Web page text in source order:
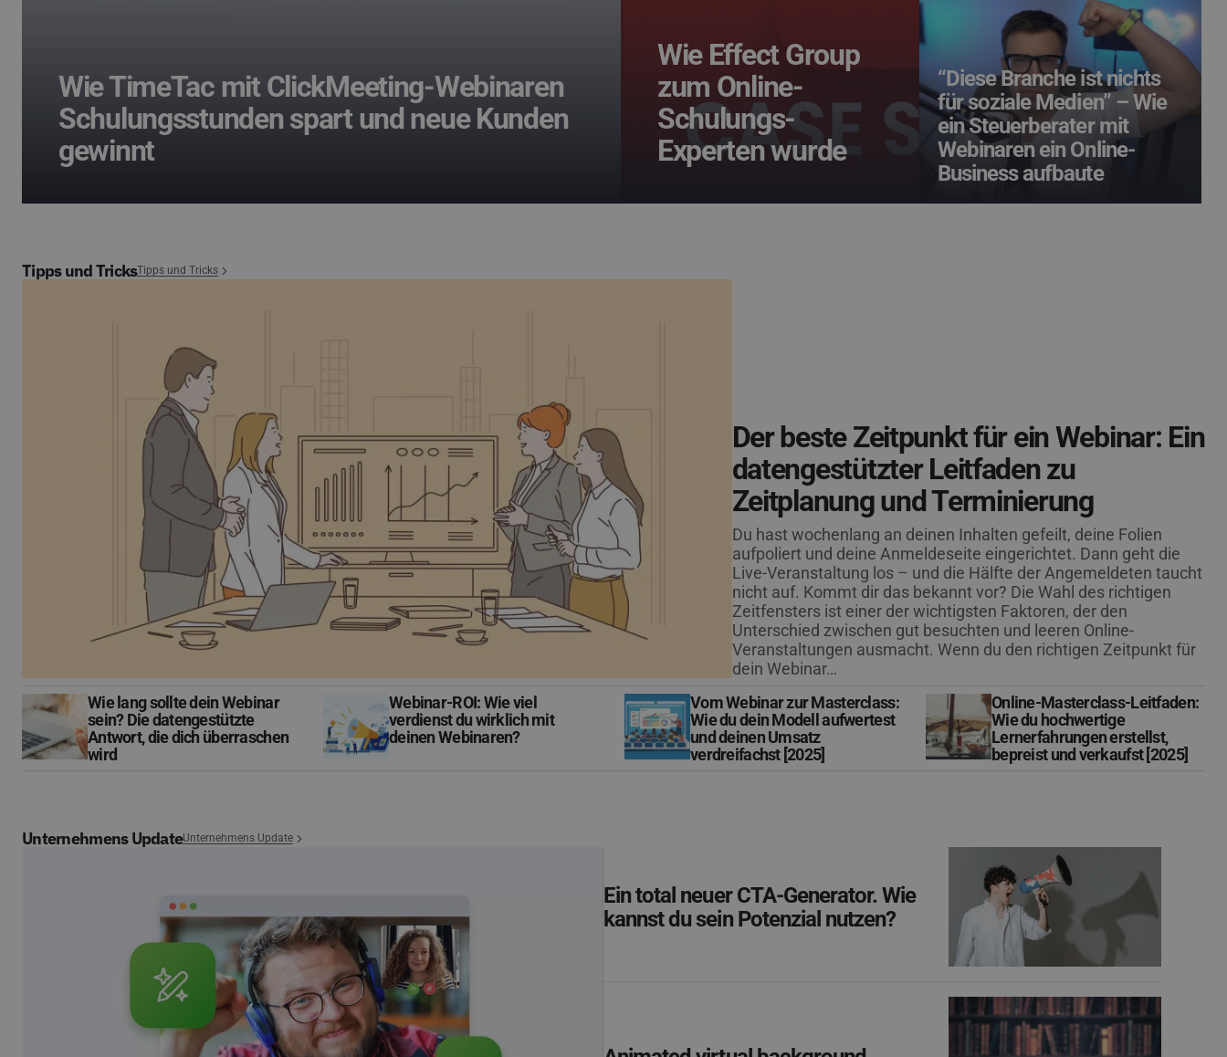
Wie TimeTac mit ClickMeeting-Webinaren
Schulungsstunden spart und neue Kunden
gewinnt
Wie Effect Group
zum Online-
Schulungs-
Experten wurde
“Diese Branche ist nichts
für soziale Medien” – Wie
ein Steuerberater mit
Webinaren ein Online-
Business aufbaute
Tipps und TricksTipps und Tricks
Der beste Zeitpunkt für ein Webinar: Ein
datengestützter Leitfaden zu
Zeitplanung und Terminierung
Du hast wochenlang an deinen Inhalten gefeilt, deine Folien
aufpoliert und deine Anmeldeseite eingerichtet. Dann geht die
Live-Veranstaltung los – und die Hälfte der Angemeldeten taucht
nicht auf. Kommt dir das bekannt vor? Die Wahl des richtigen
Zeitfensters ist einer der wichtigsten Faktoren, der den
Unterschied zwischen gut besuchten und leeren Online-
Veranstaltungen ausmacht. Wenn du den richtigen Zeitpunkt für
dein Webinar…
Wie lang sollte dein Webinar
sein? Die datengestützte
Antwort, die dich überraschen
wird
Webinar-ROI: Wie viel
verdienst du wirklich mit
deinen Webinaren?
Vom Webinar zur Masterclass:
Wie du dein Modell aufwertest
und deinen Umsatz
verdreifachst [2025]
Online-Masterclass-Leitfaden:
Wie du hochwertige
Lernerfahrungen erstellst,
bepreist und verkaufst [2025]
Unternehmens UpdateUnternehmens Update
Ein total neuer CTA-Generator. Wie
kannst du sein Potenzial nutzen?